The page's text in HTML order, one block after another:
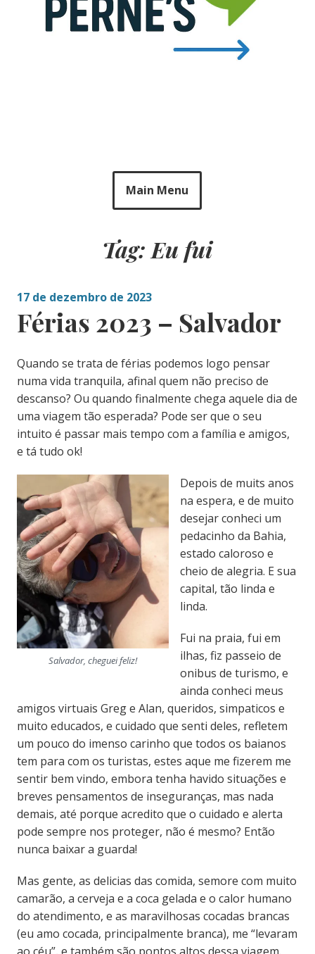
Main Menu
Tag: Eu fui
17 de dezembro de 2023
Férias 2023 – Salvador
Quando se trata de férias podemos logo pensar
numa vida tranquila, afinal quem não preciso de
descanso? Ou quando finalmente chega aquele dia de
uma viagem tão esperada? Pode ser que o seu
intuito é passar mais tempo com a família e amigos,
e tá tudo ok!
Salvador, cheguei feliz!
Depois de muits anos
na espera, e de muito
desejar conheci um
pedacinho da Bahia,
estado caloroso e
cheio de alegria. E sua
capital, tão linda e
linda.
Fui na praia, fui em
ilhas, fiz passeio de
onibus de turismo, e
ainda conheci meus
amigos virtuais Greg e Alan, queridos, simpaticos e
muito educados, e cuidado que senti deles, refletem
um pouco do imenso carinho que todos os baianos
tem para com os turistas, estes aque me fizerem me
sentir bem vindo, embora tenha havido situações e
breves pensamentos de inseguranças, mas nada
demais, até porque acredito que o cuidado e alerta
pode sempre nos proteger, não é mesmo? Então
nunca baixar a guarda!
Mas gente, as delicias das comida, semore com muito
camarão, a cerveja e a coca gelada e o calor humano
do atendimento, e as maravilhosas cocadas brancas
(eu amo cocada, principalmente branca), me “levaram